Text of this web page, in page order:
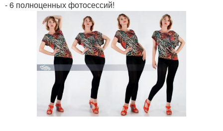
- 6 полноценных фотосессий!